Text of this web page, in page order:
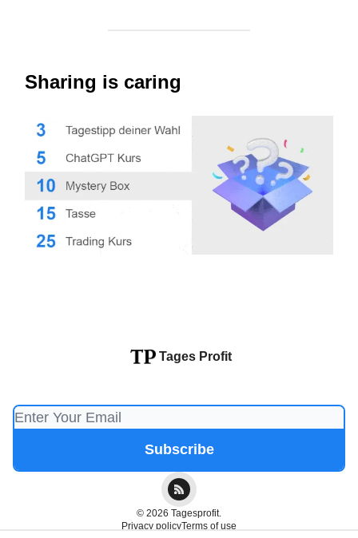
Sharing is caring
Tages Profit
© 2026 Tagesprofit.
Privacy policyTerms of use